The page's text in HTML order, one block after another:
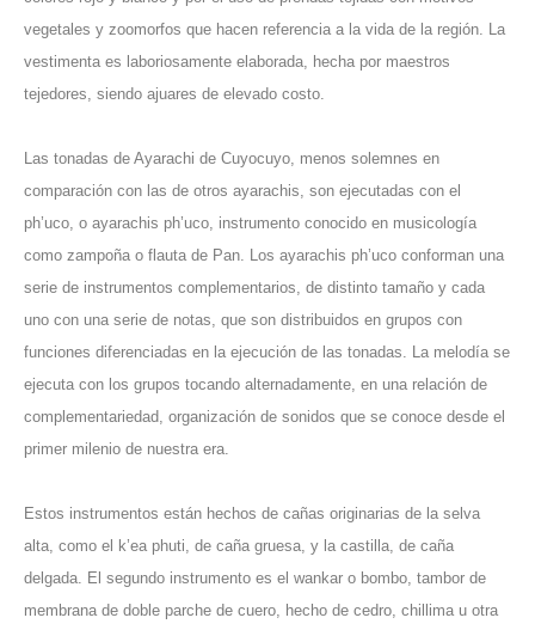
vegetales y zoomorfos que hacen referencia a la vida de la región. La
vestimenta es laboriosamente elaborada, hecha por maestros
tejedores, siendo ajuares de elevado costo.
Las tonadas de Ayarachi de Cuyocuyo, menos solemnes en
comparación con las de otros ayarachis, son ejecutadas con el
ph’uco, o ayarachis ph’uco, instrumento conocido en musicología
como zampoña o flauta de Pan. Los ayarachis ph’uco conforman una
serie de instrumentos complementarios, de distinto tamaño y cada
uno con una serie de notas, que son distribuidos en grupos con
funciones diferenciadas en la ejecución de las tonadas. La melodía se
ejecuta con los grupos tocando alternadamente, en una relación de
complementariedad, organización de sonidos que se conoce desde el
primer milenio de nuestra era.
Estos instrumentos están hechos de cañas originarias de la selva
alta, como el k’ea phuti, de caña gruesa, y la castilla, de caña
delgada. El segundo instrumento es el wankar o bombo, tambor de
membrana de doble parche de cuero, hecho de cedro, chillima u otra